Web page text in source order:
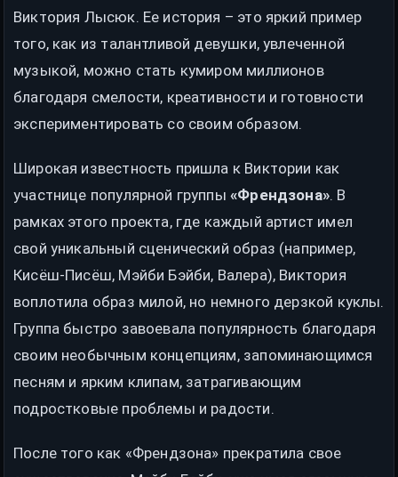
Виктория Лысюк. Ее история – это яркий пример
того, как из талантливой девушки, увлеченной
музыкой, можно стать кумиром миллионов
благодаря смелости, креативности и готовности
экспериментировать со своим образом.
Широкая известность пришла к Виктории как
участнице популярной группы«Френдзона». В
рамках этого проекта, где каждый артист имел
свой уникальный сценический образ (например,
Кисёш-Писёш, Мэйби Бэйби, Валера), Виктория
воплотила образ милой, но немного дерзкой куклы.
Группа быстро завоевала популярность благодаря
своим необычным концепциям, запоминающимся
песням и ярким клипам, затрагивающим
подростковые проблемы и радости.
После того как «Френдзона» прекратила свое